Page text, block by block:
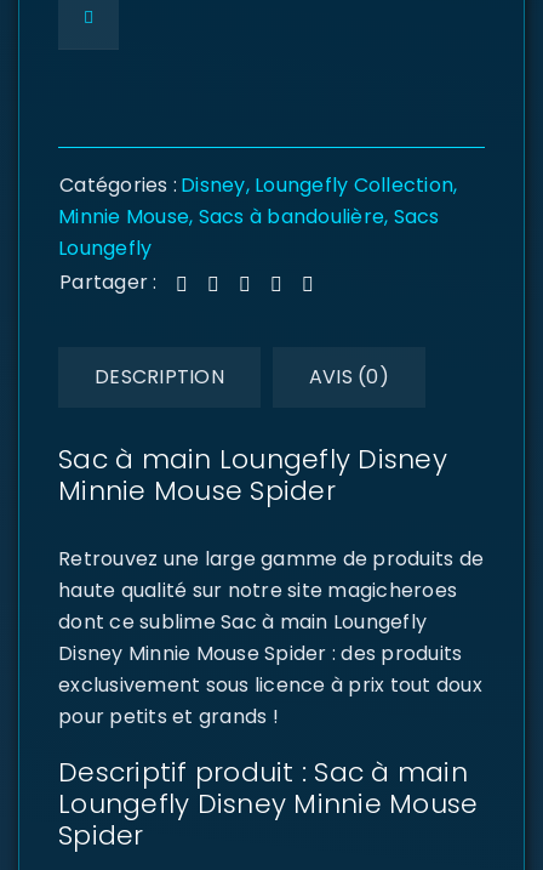
Catégories : Disney, Loungefly Collection,
Minnie Mouse, Sacs à bandoulière, Sacs
Loungefly
Partager :
DESCRIPTION AVIS (0)
Sac à main Loungefly Disney
Minnie Mouse Spider
Retrouvez une large gamme de produits de
haute qualité sur notre site magicheroes
dont ce sublime Sac à main Loungefly
Disney Minnie Mouse Spider : des produits
exclusivement sous licence à prix tout doux
pour petits et grands !
Descriptif produit : Sac à main
Loungefly Disney Minnie Mouse
Spider